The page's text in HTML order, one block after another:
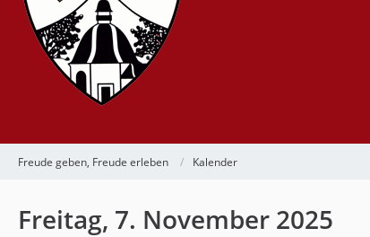
Freude geben, Freude erleben Kalender
Freitag, 7. November 2025